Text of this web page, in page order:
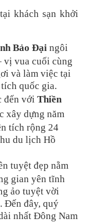
khách sạn khởi
Bảo Đại ngôi
vị vua cuối cùng
và làm việc tại
quốc gia.
đến với Thiền
xây dựng năm
tích rộng 24
du lịch Hồ
tuyệt đẹp nằm
gian yên tĩnh
ảo tuyệt vời
Đến đây, quý
nhất Đông Nam